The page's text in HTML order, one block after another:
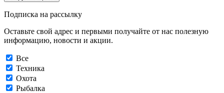
Подписка на рассылку
Оставьте свой адрес и первыми получайте от нас полезную
информацию, новости и акции.
Все
Техника
Охота
Рыбалка